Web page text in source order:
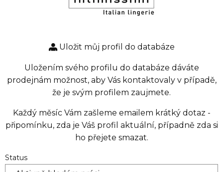
Uložit můj profil do databáze
Uložením svého profilu do databáze dáváte
prodejnám možnost, aby Vás kontaktovaly v případě,
že je svým profilem zaujmete.
Každý měsíc Vám zašleme emailem krátký dotaz -
připomínku, zda je Váš profil aktuální, případně zda si
ho přejete smazat.
Status